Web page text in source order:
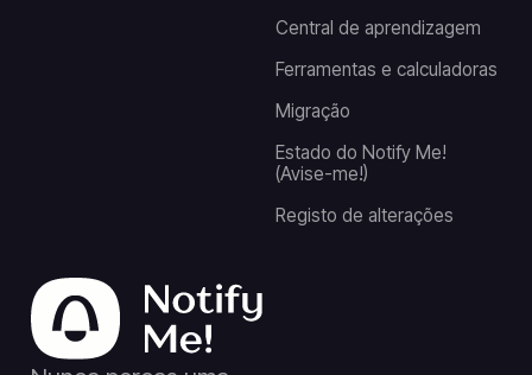
Central de aprendizagem
Ferramentas e calculadoras
Migração
Estado do Notify Me!
(Avise-me!)
Registo de alterações